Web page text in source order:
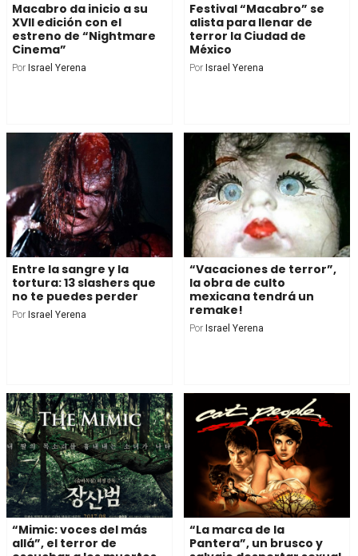
Macabro da inicio a su
XVII edición con el
estreno de “Nightmare
Cinema”
Por Israel Yerena
Festival “Macabro” se
alista para llenar de
terror la Ciudad de
México
Por Israel Yerena
Entre la sangre y la
tortura: 13 slashers que
no te puedes perder
Por Israel Yerena
“Vacaciones de terror”,
la obra de culto
mexicana tendrá un
remake!
Por Israel Yerena
“Mimic: voces del más
allá”, el terror de
“La marca de la
Pantera”, un brusco y